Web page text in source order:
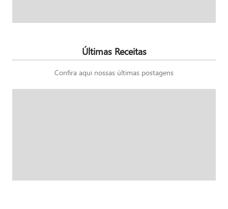
Últimas Receitas
Confira aqui nossas últimas postagens